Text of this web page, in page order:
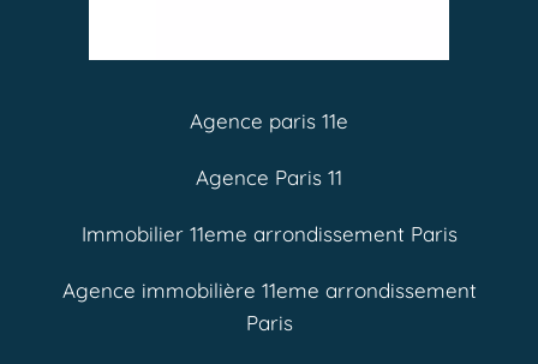
Agence paris 11e
Agence Paris 11
Immobilier 11eme arrondissement Paris
Agence immobilière 11eme arrondissement
Paris